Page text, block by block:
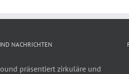
NACHRICHTEN
präsentiert zirkuläre und